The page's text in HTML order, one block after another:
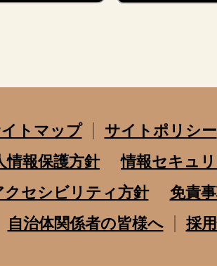
トマップ
サイトポリシー
情報保護方針
情報セキュ
クセシビリティ方針
免責
自治体関係者の皆様へ
採